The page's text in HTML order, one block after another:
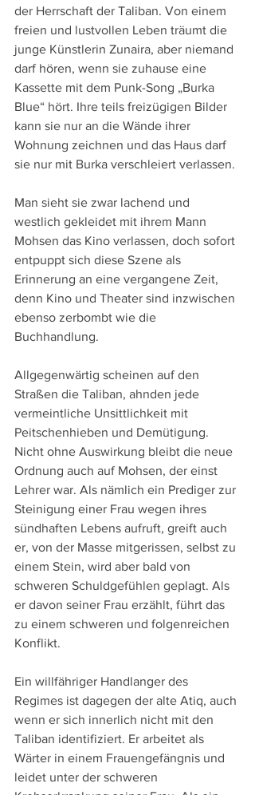
der Herrschaft der Taliban. Von einem
freien und lustvollen Leben träumt die
junge Künstlerin Zunaira, aber niemand
darf hören, wenn sie zuhause eine
Kassette mit dem Punk-Song „Burka
Blue“ hört. Ihre teils freizügigen Bilder
kann sie nur an die Wände ihrer
Wohnung zeichnen und das Haus darf
sie nur mit Burka verschleiert verlassen.
Man sieht sie zwar lachend und
westlich gekleidet mit ihrem Mann
Mohsen das Kino verlassen, doch sofort
entpuppt sich diese Szene als
Erinnerung an eine vergangene Zeit,
denn Kino und Theater sind inzwischen
ebenso zerbombt wie die
Buchhandlung.
Allgegenwärtig scheinen auf den
Straßen die Taliban, ahnden jede
vermeintliche Unsittlichkeit mit
Peitschenhieben und Demütigung.
Nicht ohne Auswirkung bleibt die neue
Ordnung auch auf Mohsen, der einst
Lehrer war. Als nämlich ein Prediger zur
Steinigung einer Frau wegen ihres
sündhaften Lebens aufruft, greift auch
er, von der Masse mitgerissen, selbst zu
einem Stein, wird aber bald von
schweren Schuldgefühlen geplagt. Als
er davon seiner Frau erzählt, führt das
zu einem schweren und folgenreichen
Konflikt.
Ein willfähriger Handlanger des
Regimes ist dagegen der alte Atiq, auch
wenn er sich innerlich nicht mit den
Taliban identifiziert. Er arbeitet als
Wärter in einem Frauengefängnis und
leidet unter der schweren